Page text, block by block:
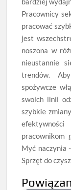
Pracownicy
pracować
jest
noszona w
nieustannie
trendów.
spożywcze
swoich linii
szybkie
pracownikom
Myć naczynia
Sprzęt do